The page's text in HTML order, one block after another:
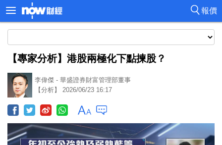
報價
【專家分析】港股兩極化下點揀股？
李偉傑 - 華盛證券財富管理部董事
【分析】 2026/06/23 16:17